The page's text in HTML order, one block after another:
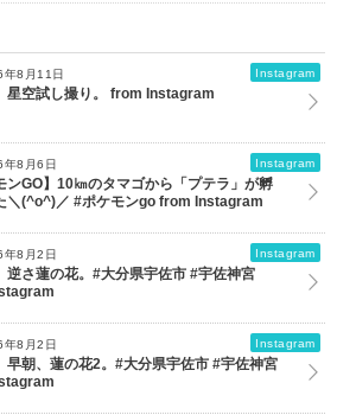
8月11日 Instagram
星空試し撮り。 from Instagram
8月6日 Instagram
ンGO】10㎞のタマゴから「プテラ」が孵
＼(^o^)／ #ポケモンgo from Instagram
8月2日 Instagram
逆さ蓮の花。#大分県宇佐市 #宇佐神宮
8月2日 Instagram
早朝、蓮の花2。#大分県宇佐市 #宇佐神宮